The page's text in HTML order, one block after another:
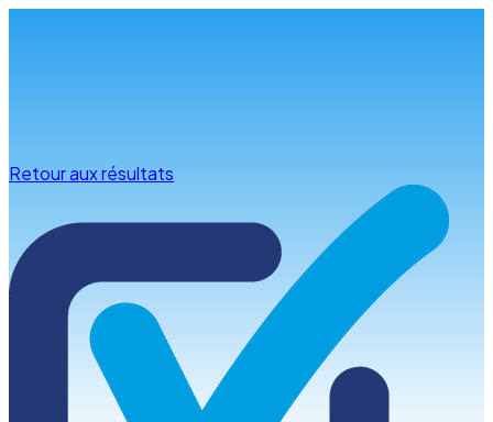
Retour aux résultats